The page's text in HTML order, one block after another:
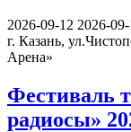
2026-09-12 2026-
г. Казань,
Арена»
Фестиваль
радиосы»